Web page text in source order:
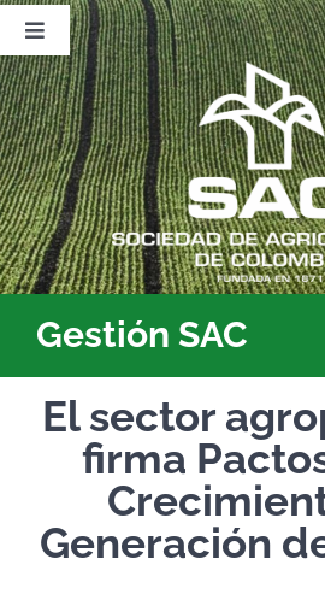
Saltar
contenido
Toggle
Navigation
Nosotros
Publicaciones
Sala de Prensa
Eventos
Gestión SAC
El sector
firma
Generación